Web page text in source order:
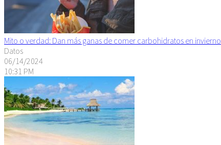
Mito o verdad: Dan más ganas de comer carbohidratos en invierno
Datos
06/14/2024
10:31 PM